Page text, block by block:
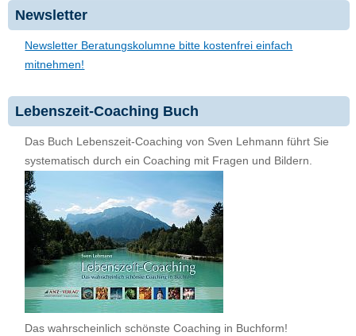
Newsletter
Newsletter Beratungskolumne bitte kostenfrei einfach
mitnehmen!
Lebenszeit-Coaching Buch
Das Buch Lebenszeit-Coaching von Sven Lehmann führt Sie
systematisch durch ein Coaching mit Fragen und Bildern.
Das wahrscheinlich schönste Coaching in Buchform!